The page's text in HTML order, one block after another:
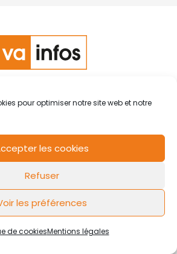
pour optimiser notre site web et notre
les cookies
Refuser
les préférences
de cookiesMentions légales
légales Politique de cookies Design by